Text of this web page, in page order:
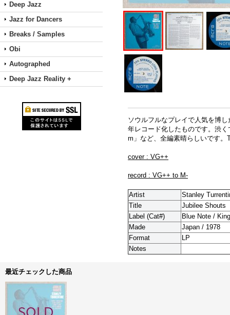
Deep Jazz
Jazz for Dancers
Breaks / Samples
Obi
Autographed
Deep Jazz Reality +
ソウルフルなプレイで人気を博
年レコード化したものです。渋
m」など、全編素晴らしいです
cover : VG++
record : VG++ to M-
Artist
Stanley
Title
Jubilee Shouts
Label (Cat#)
Blue Note /
Made
Japan / 1978
Format
LP
Notes
最近チェックした商品